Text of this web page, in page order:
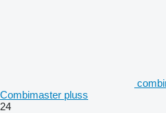
Combimaster pluss
24